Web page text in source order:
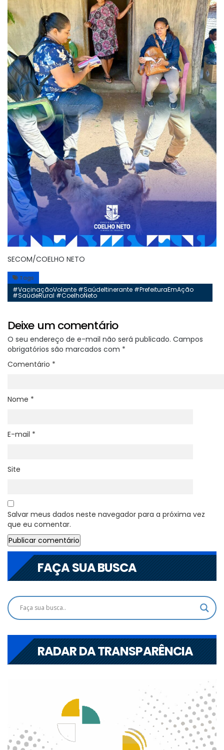
SECOM/COELHO NETO
Tags
#VacinaçãoVolante #SaúdeItinerante #PrefeituraEmAção
#SaúdeRural #CoelhoNeto
Deixe um comentário
O seu endereço de e-mail não será publicado. Campos
obrigatórios são marcados com *
Comentário *
Nome *
E-mail *
Site
Salvar meus dados neste navegador para a próxima vez
que eu comentar.
FAÇA SUA BUSCA
RADAR DA TRANSPARÊNCIA